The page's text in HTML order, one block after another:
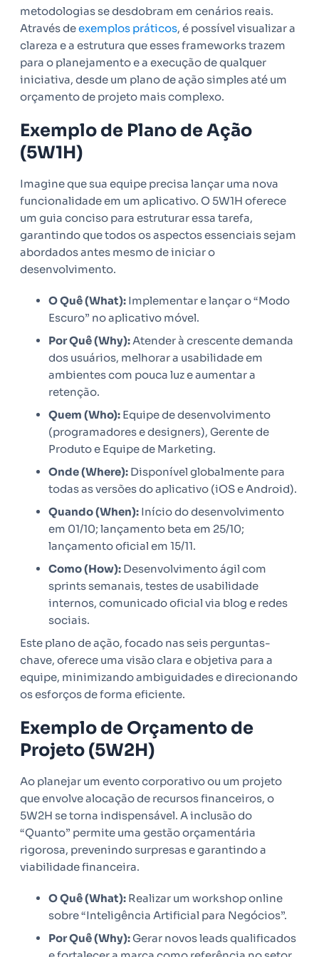
metodologias se desdobram em cenários reais.
Através deexemplos práticos, é possível visualizar a
clareza e a estrutura que esses frameworks trazem
para o planejamento e a execução de qualquer
iniciativa, desde um plano de ação simples até um
orçamento de projeto mais complexo.
Exemplo de Plano de Ação
(5W1H)
Imagine que sua equipe precisa lançar uma nova
funcionalidade em um aplicativo. O 5W1H oferece
um guia conciso para estruturar essa tarefa,
garantindo que todos os aspectos essenciais sejam
abordados antes mesmo de iniciar o
desenvolvimento.
O Quê (What): Implementar e lançar o “Modo
Escuro” no aplicativo móvel.
Por Quê (Why):Atender à crescente demanda
dos usuários, melhorar a usabilidade em
ambientes com pouca luz e aumentar a
retenção.
Quem (Who): Equipe de desenvolvimento
(programadores e designers), Gerente de
Produto e Equipe de Marketing.
Onde (Where): Disponível globalmente para
todas as versões do aplicativo (iOS e Android).
Quando (When): Início do desenvolvimento
em 01/10; lançamento beta em 25/10;
lançamento oficial em 15/11.
Como (How): Desenvolvimento ágil com
sprints semanais, testes de usabilidade
internos, comunicado oficial via blog e redes
sociais.
Este plano de ação, focado nas seis perguntas-
chave, oferece uma visão clara e objetiva para a
equipe, minimizando ambiguidades e direcionando
os esforços de forma eficiente.
Exemplo de Orçamento de
Projeto (5W2H)
Ao planejar um evento corporativo ou um projeto
que envolve alocação de recursos financeiros, o
5W2H se torna indispensável. A inclusão do
“Quanto” permite uma gestão orçamentária
rigorosa, prevenindo surpresas e garantindo a
viabilidade financeira.
O Quê (What): Realizar um workshop online
sobre “Inteligência Artificial para Negócios”.
Por Quê (Why):Gerar novos leads qualificados